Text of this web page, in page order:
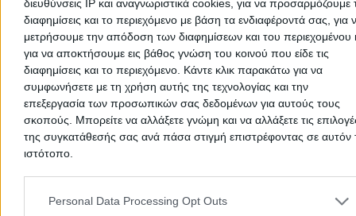
διευθύνσεις IP και αναγνωριστικά cookies, για να προσαρμόζουμε
διαφημίσεις και το περιεχόμενο με βάση τα ενδιαφέροντά σας, για
μετρήσουμε την απόδοση των διαφημίσεων και του περιεχομένου
για να αποκτήσουμε εις βάθος γνώση του κοινού που είδε τις
διαφημίσεις και το περιεχόμενο. Κάντε κλικ παρακάτω για να
συμφωνήσετε με τη χρήση αυτής της τεχνολογίας και την
επεξεργασία των προσωπικών σας δεδομένων για αυτούς τους
σκοπούς. Μπορείτε να αλλάξετε γνώμη και να αλλάξετε τις
της συγκατάθεσής σας ανά πάσα στιγμή επιστρέφοντας σε αυτόν
ιστότοπο.
Please note that this website/app uses one or more Google
and may gather and store information including but not limited to
Personal Data Processing Opt Outs
Προσθήκη αξιολόγησης